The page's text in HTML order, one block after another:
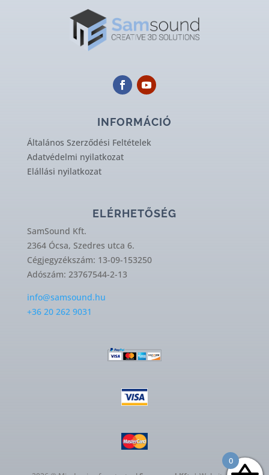
INFORMÁCIÓ
Általános Szerződési Feltételek
Adatvédelmi nyilatkozat
Elállási nyilatkozat
ELÉRHETŐSÉG
SamSound Kft.
2364 Ócsa, Szedres utca 6.
Cégjegyzékszám: 13-09-153250
Adószám: 23767544-2-13
info@samsound.hu
+36 20 262 9031
0